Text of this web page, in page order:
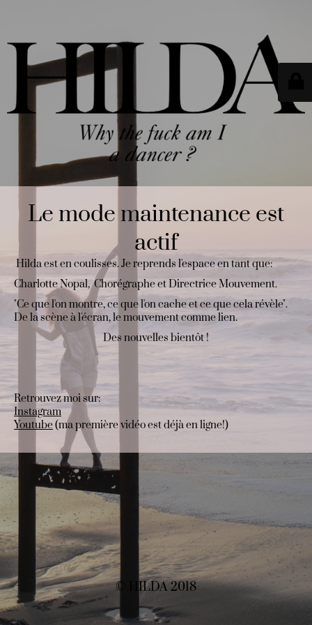
Le mode maintenance est
actif
Hilda est en coulisses. Je reprends l'espace en tant que:
Charlotte Nopal, Chorégraphe et Directrice Mouvement.
"Ce que l'on montre, ce que l'on cache et ce que cela révèle".
De la scène à l'écran, le mouvement comme lien.
Des nouvelles bientôt !
Retrouvez moi sur:
Instagram
Youtube(ma première vidéo est déjà en ligne!)
© HILDA 2018